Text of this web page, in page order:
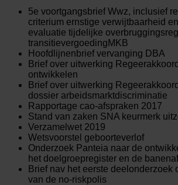
5e voortgangsbrief Wwz, inclusief
criterium ernstige verwijtbaarheid
evaluatie tijdelijke
transitievergoedingMKB
Hoofdlijnenbrief vervanging DBA
Brief over uitwerking
ontwikkelen
Brief over uitwerking Regeerakkoord
dossier arbeidsmarktdiscriminatie
Rapportage cao-afspraken 2017
Stand van zaken SNA keurmerk
Verzamelwet 2019
Wetsvoorstel geboorteverlof
Onderzoek Panteia naar de
het doelgroepregister en de
Brief nav het eerste deelonderzoek
van de no-riskpolis